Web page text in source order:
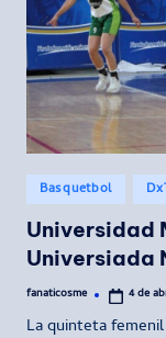
Publicado
en
Basquetbol
Universidad
Universiada
Publicado
fanaticosme 4 de
La quinteta